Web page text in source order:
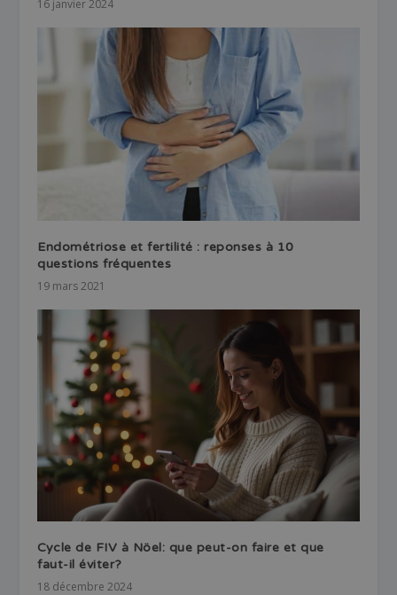
16 janvier 2024
Endométriose et fertilité : reponses à 10
questions fréquentes
19 mars 2021
Cycle de FIV à Nöel: que peut-on faire et que
faut-il éviter?
18 décembre 2024